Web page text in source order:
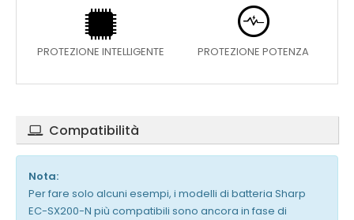
PROTEZIONE INTELLIGENTE PROTEZIONE POTENZA
Compatibilità
Nota:
Per fare solo alcuni esempi, i modelli di batteria Sharp
EC-SX200-N più compatibili sono ancora in fase di